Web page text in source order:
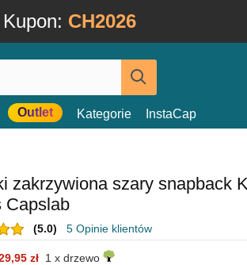
Kupon: CH2026
Outlet Kategorie InstaCap
zakrzywiona szary snapback
Capslab
(5.0) 5 Opinie klientów
zł 1 x drzewo